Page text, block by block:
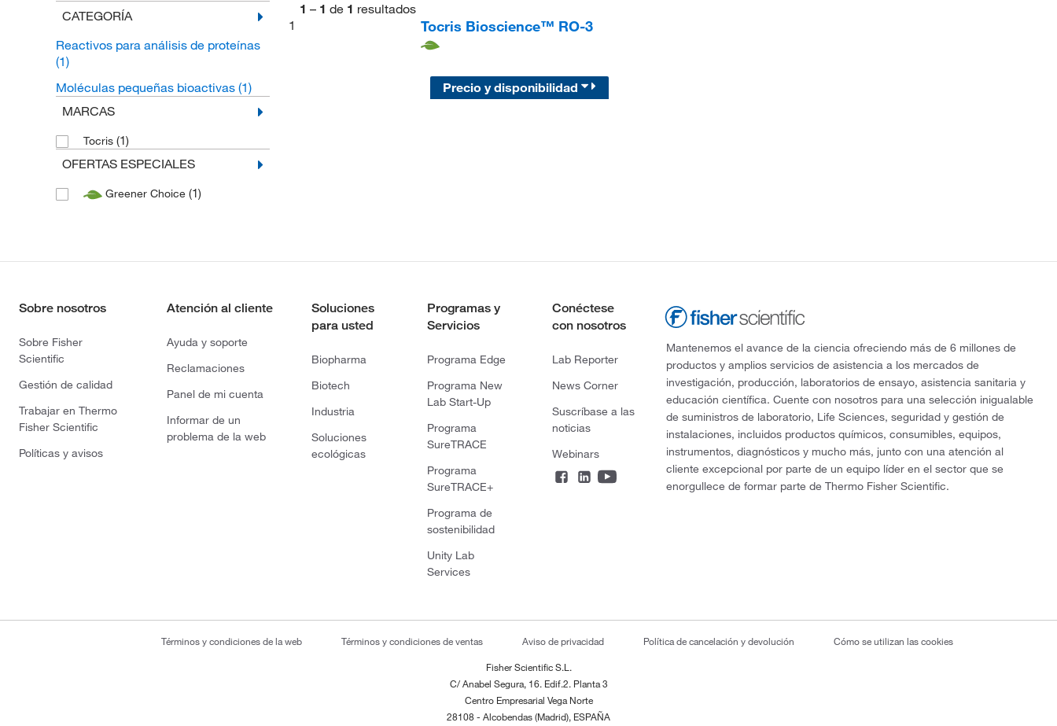
CATEGORÍA
Reactivos para análisis de proteínas
(1)
Moléculas pequeñas bioactivas (1)
MARCAS
Tocris (1)
OFERTAS ESPECIALES
Greener Choice (1)
1 – 1 de 1 resultados
1
Tocris Bioscience™ RO-3
Precio y disponibilidad
Sobre nosotros
Sobre Fisher
Scientific
Gestión de calidad
Trabajar en Thermo
Fisher Scientific
Políticas y avisos
Atención al cliente
Ayuda y soporte
Reclamaciones
Panel de mi cuenta
Informar de un
problema de la web
Soluciones
para usted
Biopharma
Biotech
Industria
Soluciones
ecológicas
Programas y
Servicios
Programa Edge
Programa New
Lab Start-Up
Programa
SureTRACE
Programa
SureTRACE+
Programa de
sostenibilidad
Unity Lab
Services
Conéctese
con nosotros
Lab Reporter
News Corner
Suscríbase a las
noticias
Webinars
Mantenemos el avance de la ciencia ofreciendo más de 6 millones de
productos y amplios servicios de asistencia a los mercados de
investigación, producción, laboratorios de ensayo, asistencia sanitaria y
educación científica. Cuente con nosotros para una selección inigualable
de suministros de laboratorio, Life Sciences, seguridad y gestión de
instalaciones, incluidos productos químicos, consumibles, equipos,
instrumentos, diagnósticos y mucho más, junto con una atención al
cliente excepcional por parte de un equipo líder en el sector que se
enorgullece de formar parte de Thermo Fisher Scientific.
Términos y condiciones de la web Términos y condiciones de ventas Aviso de privacidad Política de cancelación y devolución Cómo se utilizan las cookies
Fisher Scientific S.L.
C/ Anabel Segura, 16. Edif.2. Planta 3
Centro Empresarial Vega Norte
28108 - Alcobendas (Madrid), ESPAÑA